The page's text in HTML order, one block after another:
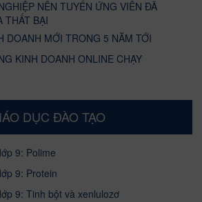
NÊN TUYỂN ỨNG VIÊN ĐÃ
THẤT BẠI
DOANH MỚI TRONG 5 NĂM TỚI
KINH DOANH ONLINE CHẠY
DỤC ĐÀO TẠO
9: Polime
9: Protein
9: Tinh bột và xenlulozơ